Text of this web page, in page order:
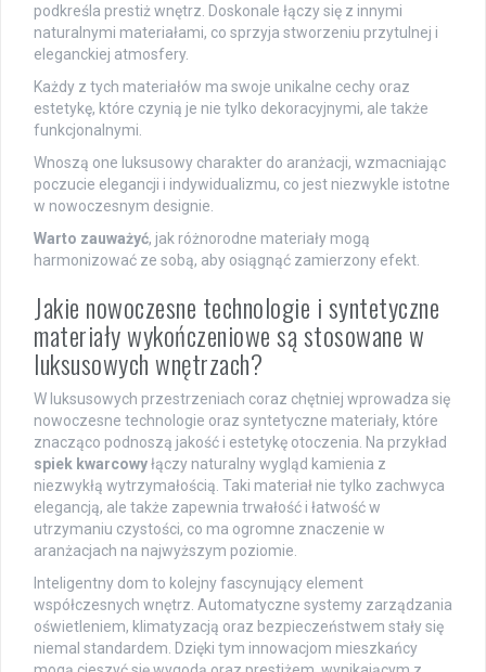
podkreśla prestiż wnętrz. Doskonale łączy się z innymi
naturalnymi materiałami, co sprzyja stworzeniu przytulnej i
eleganckiej atmosfery.
Każdy z tych materiałów ma swoje unikalne cechy oraz
estetykę, które czynią je nie tylko dekoracyjnymi, ale także
funkcjonalnymi.
Wnoszą one luksusowy charakter do aranżacji, wzmacniając
poczucie elegancji i indywidualizmu, co jest niezwykle istotne
w nowoczesnym designie.
Warto zauważyć, jak różnorodne materiały mogą
harmonizować ze sobą, aby osiągnąć zamierzony efekt.
Jakie nowoczesne technologie i syntetyczne
materiały wykończeniowe są stosowane w
luksusowych wnętrzach?
W luksusowych przestrzeniach coraz chętniej wprowadza się
nowoczesne technologie oraz syntetyczne materiały, które
znacząco podnoszą jakość i estetykę otoczenia. Na przykład
spiek kwarcowyłączy naturalny wygląd kamienia z
niezwykłą wytrzymałością. Taki materiał nie tylko zachwyca
elegancją, ale także zapewnia trwałość i łatwość w
utrzymaniu czystości, co ma ogromne znaczenie w
aranżacjach na najwyższym poziomie.
Inteligentny dom to kolejny fascynujący element
współczesnych wnętrz. Automatyczne systemy zarządzania
oświetleniem, klimatyzacją oraz bezpieczeństwem stały się
niemal standardem. Dzięki tym innowacjom mieszkańcy